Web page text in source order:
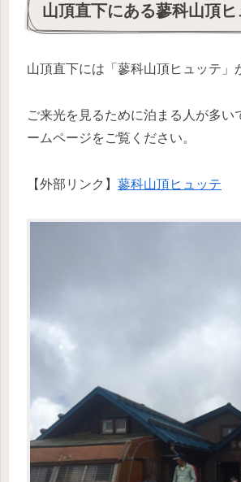
山頂直下にある蓼科山頂
山頂直下には「蓼科山頂ヒュッテ」
ご来光を見るために泊まる人が多い
ームページをご覧ください。
【外部リンク】 蓼科山頂ヒュッテ